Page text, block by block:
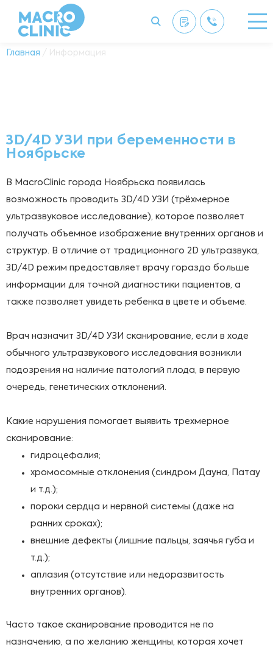
Главная / Информация
3D/4D УЗИ при беременности в
Ноябрьске
В MacroClinic города Ноябрьска появилась
возможность проводить 3D/4D УЗИ (трёхмерное
ультразвуковое исследование), которое позволяет
получать объемное изображение внутренних органов и
структур. В отличие от традиционного 2D ультразвука,
3D/4D режим предоставляет врачу гораздо больше
информации для точной диагностики пациентов, а
также позволяет увидеть ребенка в цвете и объеме.
Врач назначит 3D/4D УЗИ сканирование, если в ходе
обычного ультразвукового исследования возникли
подозрения на наличие патологий плода, в первую
очередь, генетических отклонений.
Какие нарушения помогает выявить трехмерное
сканирование:
гидроцефалия;
хромосомные отклонения (синдром Дауна, Патау
и т.д.);
пороки сердца и нервной системы (даже на
ранних сроках);
внешние дефекты (лишние пальцы, заячья губа и
т.д.);
аплазия (отсутствие или недоразвитость
внутренних органов).
Часто такое сканирование проводится не по
назначению, а по желанию женщины, которая хочет